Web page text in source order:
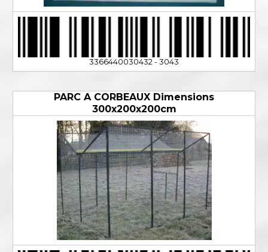
3366440030432 - 3043
PARC A CORBEAUX Dimensions
300x200x200cm